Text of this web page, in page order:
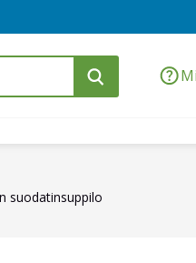
suodatinsuppilo